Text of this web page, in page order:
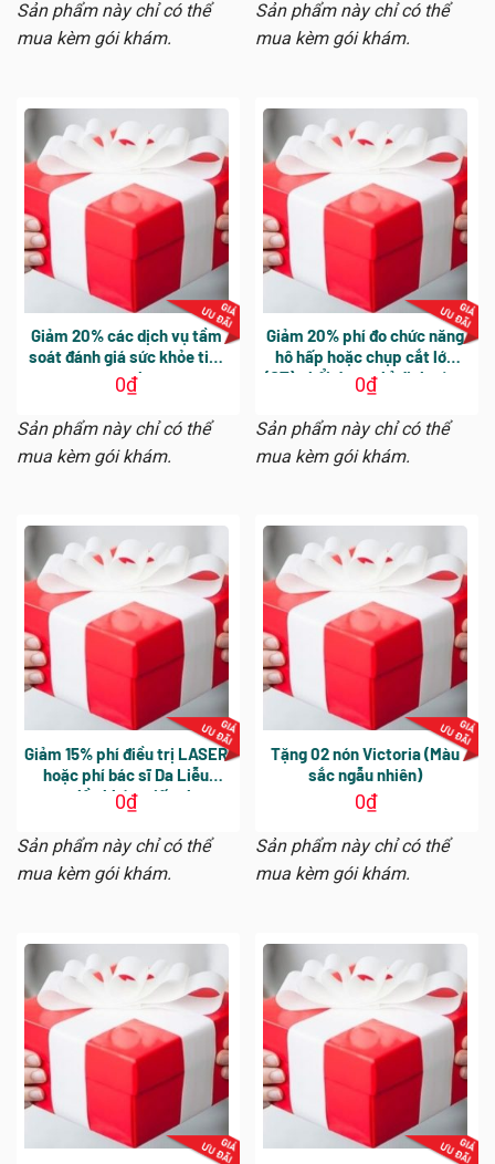
Sản phẩm này chỉ có thể
mua kèm gói khám.
Sản phẩm này chỉ có thể
mua kèm gói khám.
Giảm 20% các dịch vụ tầm
soát đánh giá sức khỏe tim
mạch
0₫
Sản phẩm này chỉ có thể
mua kèm gói khám.
Giảm 20% phí đo chức năng
hô hấp hoặc chụp cắt lớp
(CT) phổi được chỉ định cùng
gói khám. Áp dụng cho các
dịch vụ phát sinh trong
ngày khám tổng quát
0₫
Sản phẩm này chỉ có thể
mua kèm gói khám.
Giảm 15% phí điều trị LASER
hoặc phí bác sĩ Da Liễu
trong lần khám tiếp theo.
Hiệu lực sử dụng 30 ngày
0₫
Sản phẩm này chỉ có thể
mua kèm gói khám.
Tặng 02 nón Victoria (Màu
sắc ngẫu nhiên)
0₫
Sản phẩm này chỉ có thể
mua kèm gói khám.